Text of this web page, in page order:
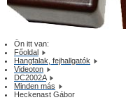
Ön itt van:
Főoldal
Hangfalak, fejhallgatók
Videoton
DC2002A
Minden más
Heckenast Gábor